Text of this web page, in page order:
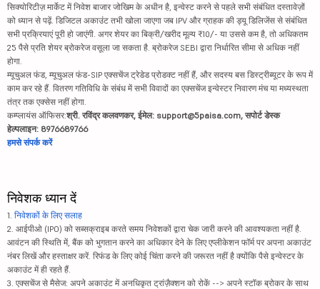
सिक्योरिटीज़ मार्केट में निवेश बाजार जोखिम के अधीन है, इन्वेस्ट करने से पहले सभी संबंधित दस्तावेज़ों
को ध्यान से पढ़ें. डिजिटल अकाउंट तभी खोला जाएगा जब IPV और ग्राहक की ड्यू डिलिजेंस से संबंधित
सभी प्रक्रियाएं पूरी हो जाएंगी. अगर शेयर का बिक्री/खरीद मूल्य ₹10/- या उससे कम है, तो अधिकतम
25 पैसे प्रति शेयर ब्रोकरेज वसूला जा सकता है. ब्रोकरेज SEBI द्वारा निर्धारित सीमा से अधिक नहीं
होगा.
म्यूचुअल फंड, म्यूचुअल फंड-SIP एक्सचेंज ट्रेडेड प्रोडक्ट नहीं हैं, और सदस्य बस डिस्ट्रीब्यूटर के रूप में
काम कर रहे हैं. वितरण गतिविधि के संबंध में सभी विवादों का एक्सचेंज इन्वेस्टर निवारण मंच या मध्यस्थता
तंत्र तक एक्सेस नहीं होगा.
कम्प्लायंस ऑफिसर:श्री. रविंद्र कलवणकर, ईमेल: support@5paisa.com, सपोर्ट डेस्क
हेल्पलाइन: 8976689766
हमसे संपर्क करें
निवेशक ध्यान दें
1. निवेशकों के लिए सलाह
2. आईपीओ (IPO) को सब्सक्राइब करते समय निवेशकों द्वारा चेक जारी करने की आवश्यकता नहीं है.
आवंटन की स्थिति में, बैंक को भुगतान करने का अधिकार देने के लिए एप्लीकेशन फॉर्म पर अपना अकाउंट
नंबर लिखें और हस्ताक्षर करें. रिफंड के लिए कोई चिंता करने की जरूरत नहीं है क्योंकि पैसे इन्वेस्टर के
अकाउंट में ही रहते हैं.
3. एक्सचेंज से मैसेज: अपने अकाउंट में अनधिकृत ट्रांज़ैक्शन को रोकें --> अपने स्टॉक ब्रोकर के साथ